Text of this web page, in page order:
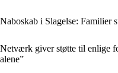
Naboskab i Slagelse: Familier
Netværk giver støtte til enlige
alene”